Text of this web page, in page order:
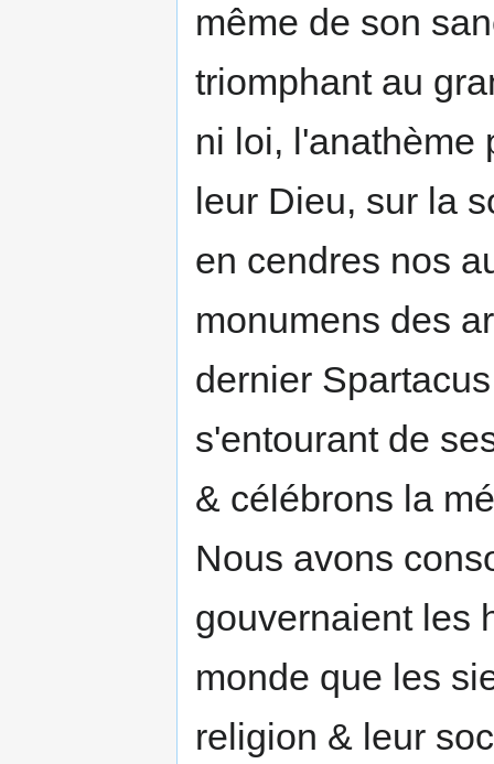
même de son
triomphant au
ni loi,
leur Dieu, sur la
en cendres nos
monumens des
dernier
s'entourant de
& célébrons la
Nous avons
gouvernaient les
monde que les
religion & leur